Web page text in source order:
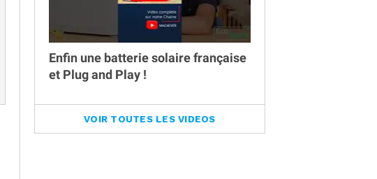
Enfin une batterie solaire française
et Plug and Play !
VOIR TOUTES LES VIDEOS